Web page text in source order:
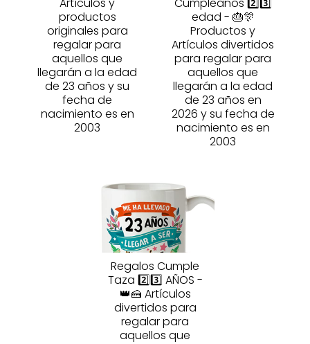
Artículos y
productos
originales para
regalar para
aquellos que
llegarán a la edad
de 23 años y su
fecha de
nacimiento es en
2003
Cumpleaños 2️⃣3️⃣
edad - 🎂🎊
Productos y
Artículos divertidos
para regalar para
aquellos que
llegarán a la edad
de 23 años en
2026 y su fecha de
nacimiento es en
2003
Regalos Cumple
Taza 2️⃣3️⃣ AÑOS -
👑🍰 Artículos
divertidos para
regalar para
aquellos que